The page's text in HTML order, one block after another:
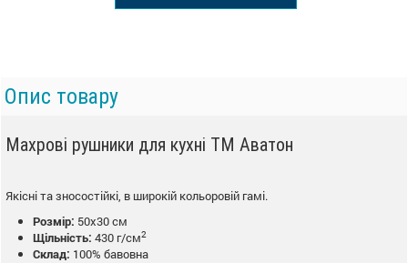
Опис товару
Махрові рушники для кухні ТМ Аватон
Якісні та зносостійкі, в широкій кольоровій гамі.
Розмір: 50х30 см
Щільність: 430 г/см2
Склад: 100% бавовна